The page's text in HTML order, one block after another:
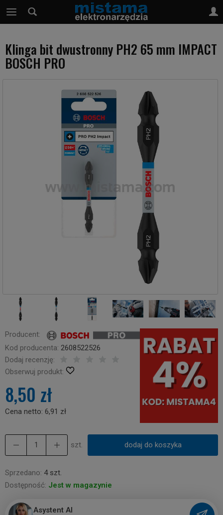
Klinga bit dwustronny PH2 65 mm IMPACT
BOSCH PRO
Producent:
Kod producenta: 2608522526
Dodaj recenzję:
Obserwuj produkt:
8,50 zł
Cena netto: 6,91 zł
szt. dodaj do koszyka
Sprzedano: 4 szt.
Dostępność: Jest w magazynie
Asystent AI